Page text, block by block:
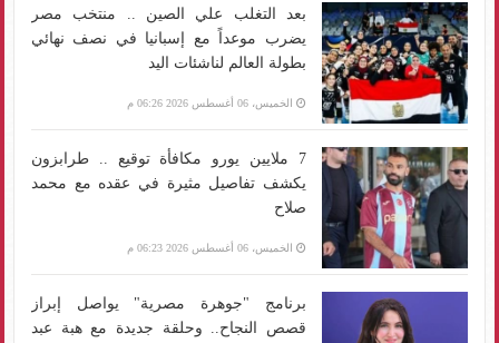
بعد التغلب علي الصين .. منتخب مصر
يضرب موعداً مع إسبانيا في نصف نهائي
بطولة العالم لناشئات اليد
الخميس، 06 أغسطس 2026 06:26 م
7 ملايين يورو مكافأة توقيع .. طرابزون
يكشف تفاصيل مثيرة في عقده مع محمد
صلاح
الخميس، 06 أغسطس 2026 06:23 م
برنامج "جوهرة مصرية" يواصل إبراز
قصص النجاح.. وحلقة جديدة مع هبة عبد